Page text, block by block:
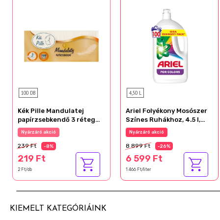
100 DB
Kék Pille Mandulatej
papírzsebkendő 3 réteg
100 db
Az akció részletei
239 Ft -8%
219 Ft
2 Ft/db
4,50 L
Ariel Folyékony Mosószer
Színes Ruhákhoz, 4.5 l,
100 Mosáshoz
Nyárzáró akció
8 899 Ft -26%
6 599 Ft
1 466 Ft/liter
KIEMELT KATEGÓRIÁINK